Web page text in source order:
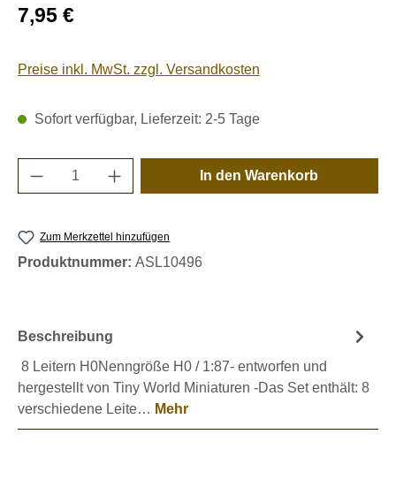
Regulärer Preis:
7,95 €
Preise inkl. MwSt. zzgl. Versandkosten
Sofort verfügbar, Lieferzeit: 2-5 Tage
Produkt Anzahl: Gib den gewünschten
In den Warenkorb
Zum Merkzettel hinzufügen
Produktnummer: ASL10496
Beschreibung
8 Leitern H0Nenngröße H0 / 1:87- entworfen und
hergestellt von Tiny World Miniaturen -Das Set enthält: 8
verschiedene Leite… Mehr